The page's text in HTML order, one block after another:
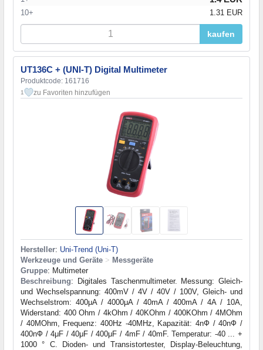
10+ 1.31 EUR
kaufen
UT136C + (UNI-T) Digital Multimeter
Produktcode: 161716
1 zu Favoriten hinzufügen
Hersteller: Uni-Trend (Uni-T)
Werkzeuge und Geräte > Messgeräte
Gruppe: Multimeter
Beschreibung: Digitales Taschenmultimeter. Messung: Gleich-
und Wechselspannung: 400mV / 4V / 40V / 100V, Gleich- und
Wechselstrom: 400μA / 4000μA / 40mA / 400mA / 4A / 10A,
Widerstand: 400 Ohm / 4kOhm / 40KOhm / 400KOhm / 4MOhm
/ 40MOhm, Frequenz: 400Hz -40MHz, Kapazität: 4nФ / 40nФ /
400nФ / 4μF / 40μF / 400μF / 4mF / 40mF. Temperatur: -40 ... +
1000 ° C. Dioden- und Transistortester, Display-Beleuchtung,